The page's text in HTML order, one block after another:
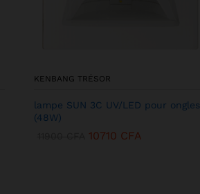
KENBANG TRÉSOR
lampe SUN 3C UV/LED pour ongles
(48W)
10710 CFA